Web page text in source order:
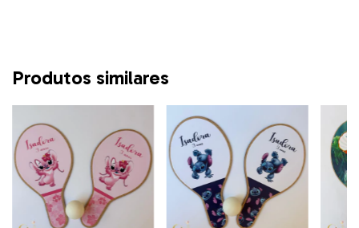
Produtos similares